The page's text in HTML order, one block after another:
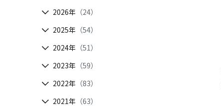
2026年 （24）
2025年 （54）
2024年 （51）
2023年 （59）
2022年 （83）
2021年 （63）